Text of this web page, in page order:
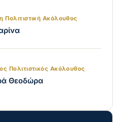
Πολιτιστική Ακόλουθος
Πολιτιστικός Ακόλουθος
Θεοδώρα